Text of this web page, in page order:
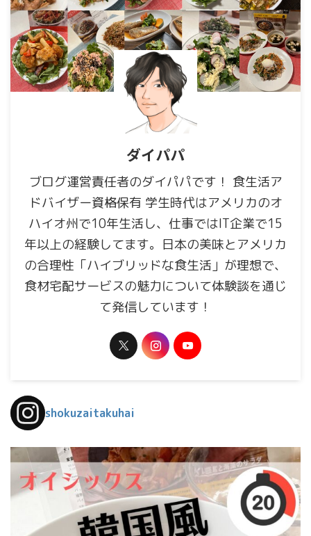
ダイパパ
ブログ運営責任者のダイパパです！ 食生活ア
ドバイザー資格保有 学生時代はアメリカのオ
ハイオ州で10年生活し、仕事ではIT企業で15
年以上の経験してます。日本の美味とアメリカ
の合理性「ハイブリッドな食生活」が理想で、
食材宅配サービスの魅力について体験談を通じ
て発信しています！
shokuzaitakuhai